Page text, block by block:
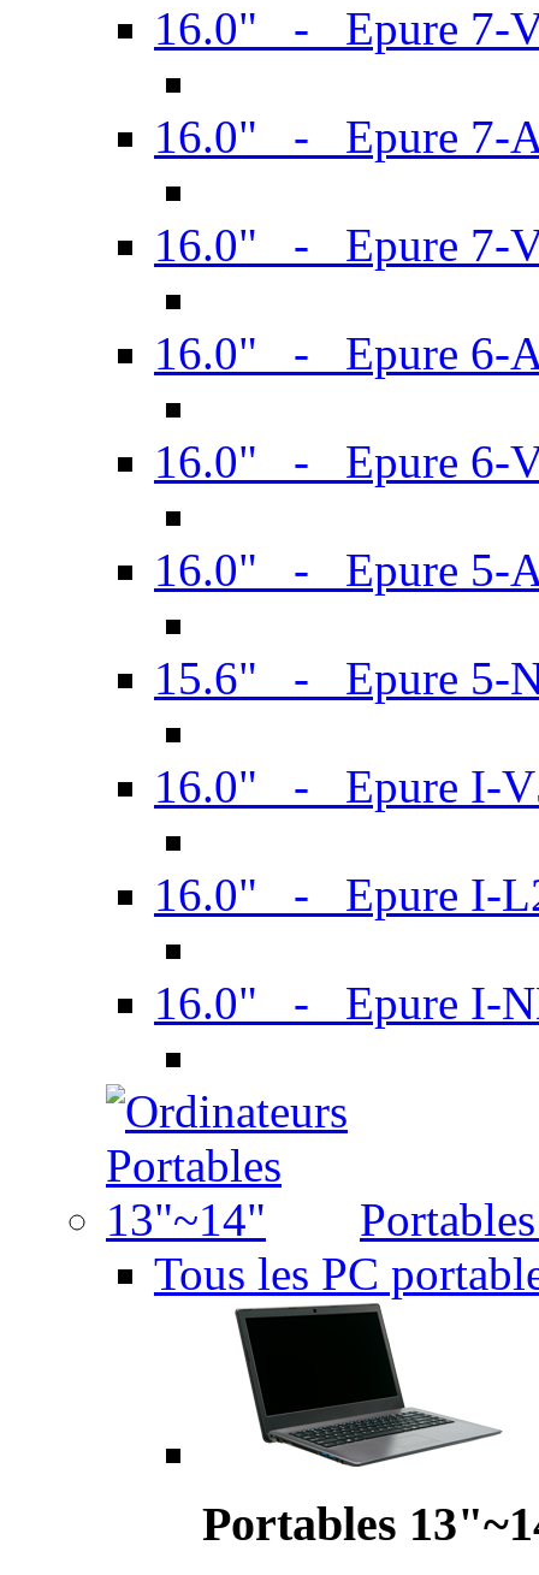
16.0" - Epure 7-
16.0" - Epure 7-
16.0" - Epure 7-
16.0" - Epure 6-
16.0" - Epure 6-
16.0" - Epure 5-
15.6" - Epure 5-
16.0" - Epure I-
16.0" - Epure I-
16.0" - Epure I-
Tous les PC
Portables